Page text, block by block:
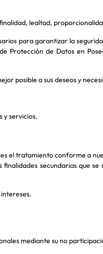
lealtad,
para garantizar la
Protección de Datos en
posible a sus deseos y
y servicios.
el tratamiento conforme a
secundarias que se
mediante su no